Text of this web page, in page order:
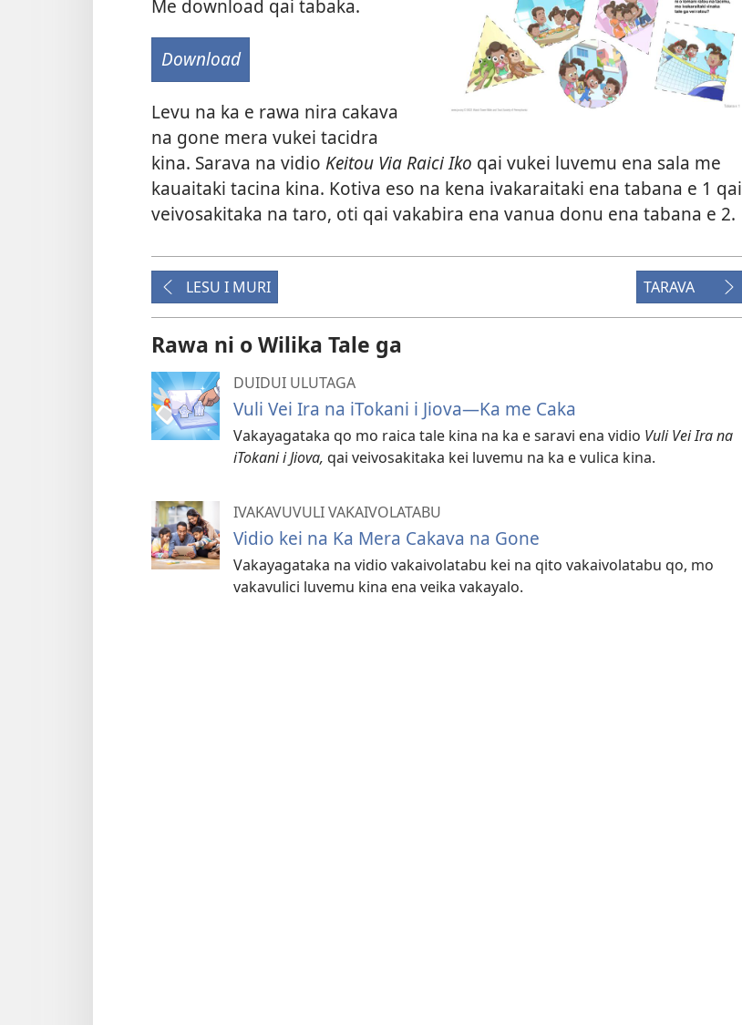
Me download qai tabaka.
Download
Levu na ka e rawa nira cakava
na gone mera vukei tacidra
kina. Sarava na vidio Keitou Via Raici Iko qai vukei luvemu ena sala me
kauaitaki tacina kina. Kotiva eso na kena ivakaraitaki ena tabana e 1 qai
veivosakitaka na taro, oti qai vakabira ena vanua donu ena tabana e 2.
LESU I MURI TARAVA
Rawa ni o Wilika Tale ga
DUIDUI ULUTAGA
Vuli Vei Ira na iTokani i Jiova​—Ka me Caka
Vakayagataka qo mo raica tale kina na ka e saravi ena vidio Vuli Vei Ira na
iTokani i Jiova, qai veivosakitaka kei luvemu na ka e vulica kina.
IVAKAVUVULI VAKAIVOLATABU
Vidio kei na Ka Mera Cakava na Gone
Vakayagataka na vidio vakaivolatabu kei na qito vakaivolatabu qo, mo
vakavulici luvemu kina ena veika vakayalo.